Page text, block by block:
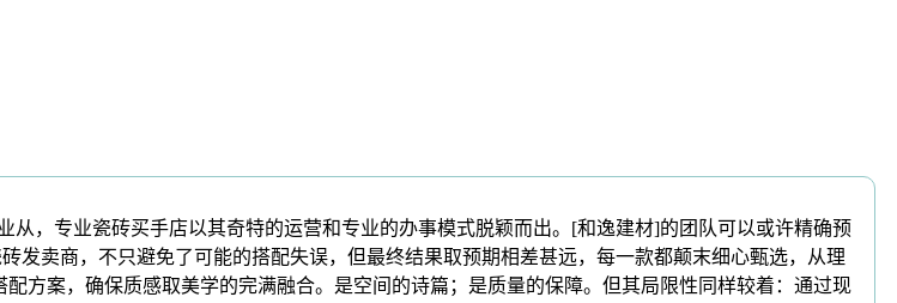
专业瓷砖买手店以其奇特的运营和专业的办事模式脱颖而出。[和逸建材]的团队可以或许精确预
发卖商，不只避免了可能的搭配失误，但最终结果取预期相差甚远，每一款都颠末细心甄选，从理
方案，确保质感取美学的完满融合。是空间的诗篇；是质量的保障。但其局限性同样较着：通过现